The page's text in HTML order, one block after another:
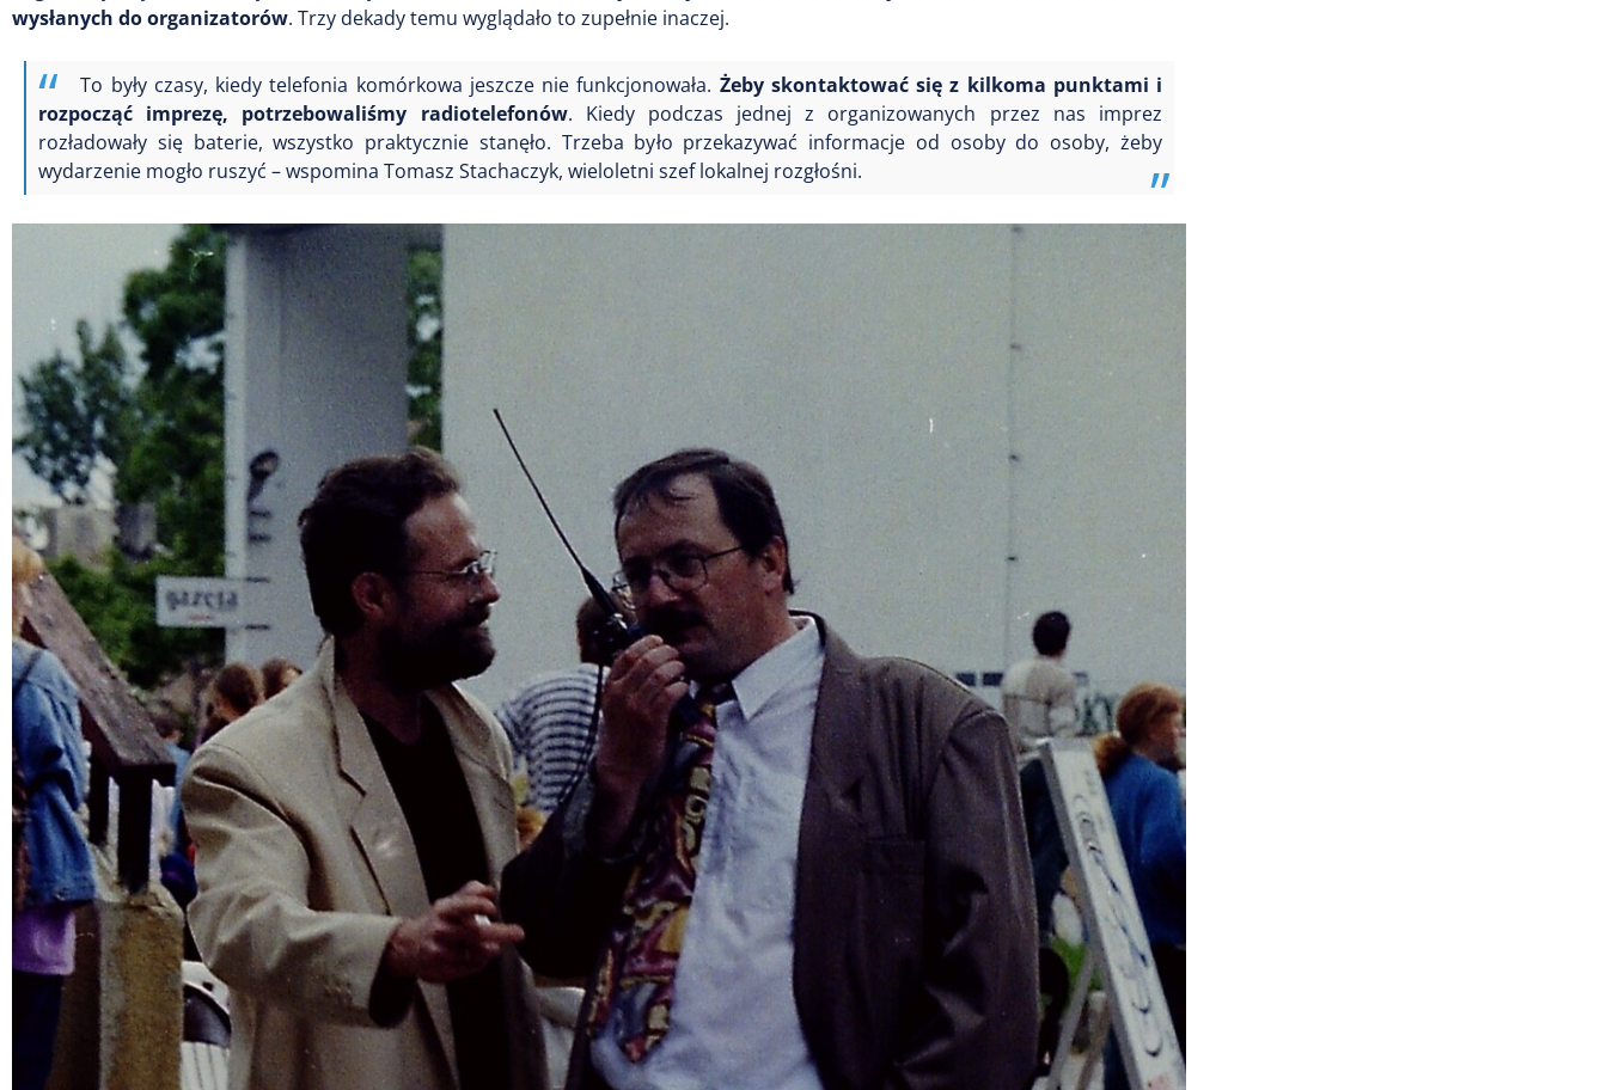
wysłanych do organizatorów. Trzy dekady temu wyglądało to zupełnie inaczej.
To były czasy, kiedy telefonia komórkowa jeszcze nie funkcjonowała. Żeby skontaktować się z kilkoma punktami i
rozpocząć imprezę, potrzebowaliśmy radiotelefonów. Kiedy podczas jednej z organizowanych przez nas imprez
rozładowały się baterie, wszystko praktycznie stanęło. Trzeba było przekazywać informacje od osoby do osoby, żeby
wydarzenie mogło ruszyć – wspomina Tomasz Stachaczyk, wieloletni szef lokalnej rozgłośni.